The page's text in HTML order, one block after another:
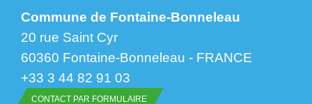
Commune de Fontaine-Bonneleau
20 rue Saint Cyr
60360 Fontaine-Bonneleau - FRANCE
+33 3 44 82 91 03
CONTACT PAR FORMULAIRE